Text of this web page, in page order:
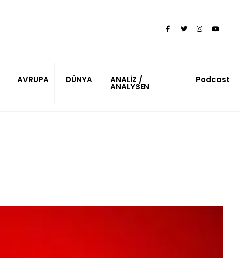
AVRUPA DÜNYA ANALİZ /
ANALYSEN
Podcast